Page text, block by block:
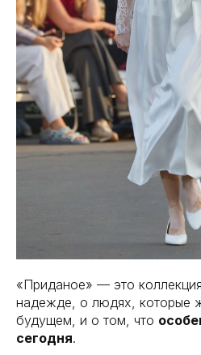
«Приданое» — это
надежде, о людях, которые
будущем, и о том, что
сегодня.
Связаться с
По всем
support@belt-
Условия (правила)
Пользовательское